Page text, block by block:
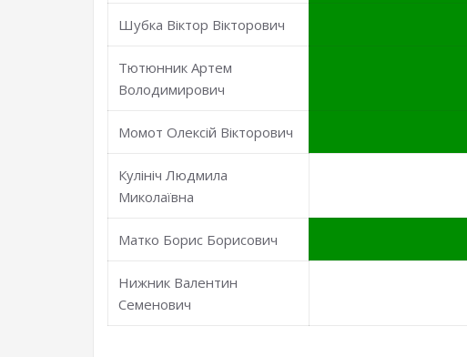
Шубка Віктор Вікторович
Тютюнник Артем
Володимирович
Момот Олексій Вікторович
Кулініч Людмила
Миколаївна
Матко Борис Борисович
Нижник Валентин
Семенович